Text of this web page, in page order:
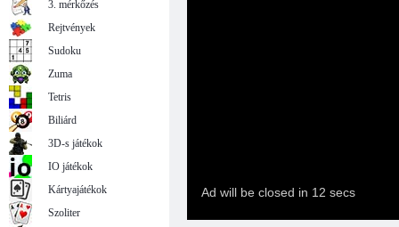
3. mérkőzés
Rejtvények
Sudoku
Zuma
Tetris
Biliárd
3D-s játékok
IO játékok
Kártyajátékok
Szoliter